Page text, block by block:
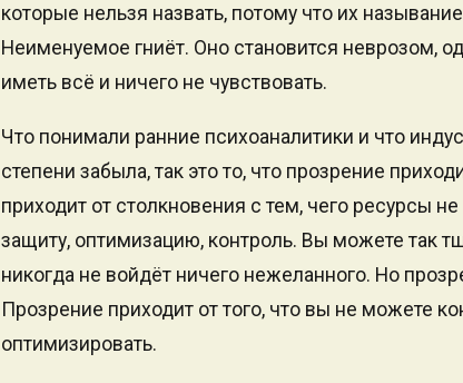
которые нельзя назвать, потому что их
Неименуемое гниёт. Оно становится неврозом,
иметь всё и ничего не чувствовать.
Что понимали ранние психоаналитики и что
степени забыла, так это то, что прозрение
приходит от столкновения с тем, чего ресурсы
защиту, оптимизацию, контроль. Вы можете так
никогда не войдёт ничего нежеланного. Но
Прозрение приходит от того, что вы не можете
оптимизировать.